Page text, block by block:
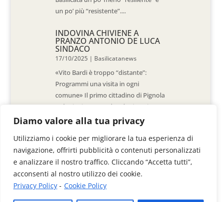
Diamo valore alla tua privacy
Utilizziamo i cookie per migliorare la tua esperienza di
navigazione, offrirti pubblicità o contenuti personalizzati
e analizzare il nostro traffico. Cliccando “Accetta tutti”,
acconsenti al nostro utilizzo dei cookie.
Privacy Policy - Cookie Policy
un po’ più “resistente”....
INDOVINA CHIVIENE A
PRANZO ANTONIO DE LUCA
SINDACO
17/10/2025 | Basilicatanews
«Vito Bardi è troppo “distante”:
Programmi una visita in ogni
comune» Il primo cittadino di Pignola
«L’ho invitato a vedere la situazione
al Pantano, ma non è venuto. La
sensazione è che -come sindaci-
siamo lasciati a noi stessi» di Walter
De Stradis In...